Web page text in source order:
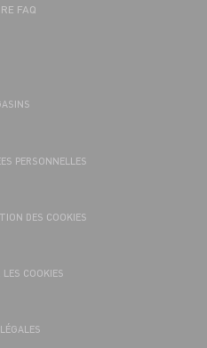
FAQ
PERSONNELLES
DES COOKIES
LES COOKIES